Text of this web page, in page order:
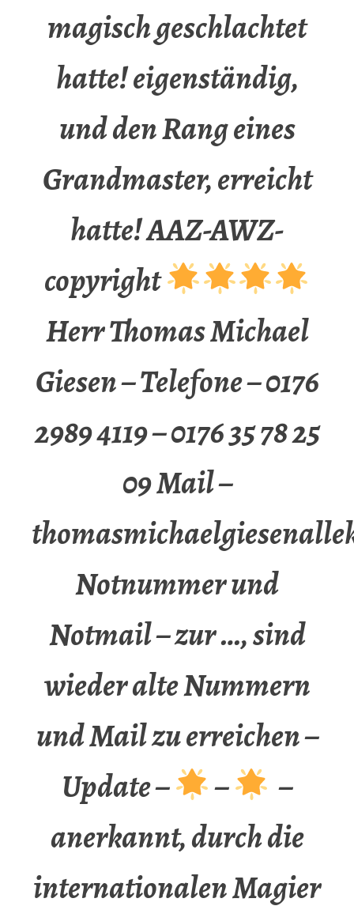
magisch geschlachtet
hatte! eigenständig,
und den Rang eines
Grandmaster, erreicht
hatte! AAZ-AWZ-
copyright
Herr Thomas Michael
Giesen – Telefone – 0176
2989 4119 – 0176 35 78 25
09 Mail –
Notnummer und
Notmail – zur …, sind
wieder alte Nummern
und Mail zu erreichen –
Update –
–
–
anerkannt, durch die
internationalen Magier